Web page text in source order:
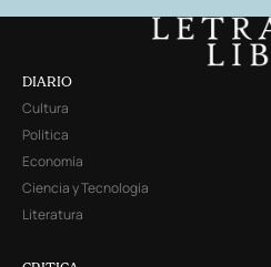
DIARIO
Cultura
Política
Economía
Ciencia y Tecnología
Literatura